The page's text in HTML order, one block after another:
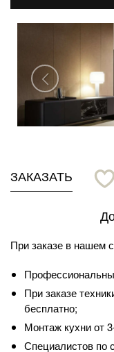
ЗАКАЗАТЬ
При заказе в нашем
При заказе
бесплатно;
Монтаж кухни от
Специалистов по